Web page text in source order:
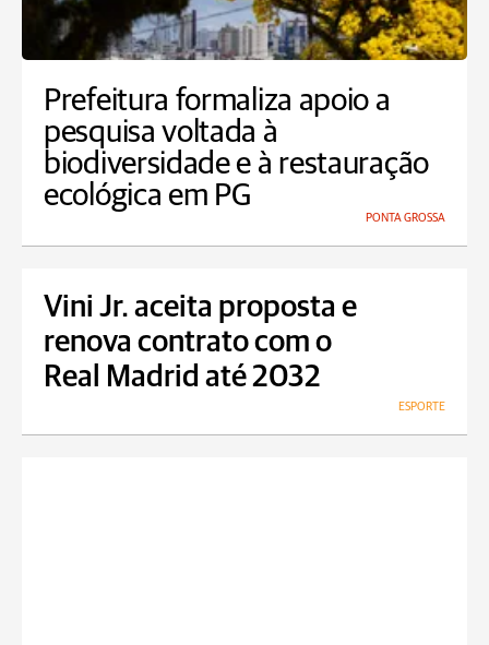
Prefeitura formaliza apoio a
pesquisa voltada à
biodiversidade e à restauração
ecológica em PG
PONTA GROSSA
Vini Jr. aceita proposta e
renova contrato com o
Real Madrid até 2032
ESPORTE